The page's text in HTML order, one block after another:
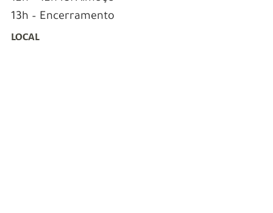
13h – Encerramento
LOCAL